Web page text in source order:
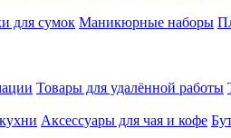
для сумок Маникюрные наборы
Товары для удалённой работы
Аксессуары для чая и кофе